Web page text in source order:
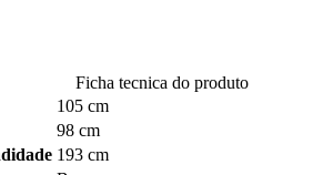
Ficha tecnica do produto
105 cm
98 cm
193 cm